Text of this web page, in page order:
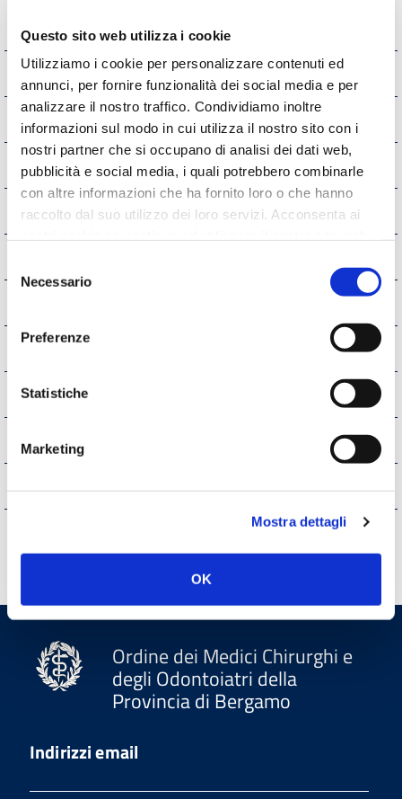
Questo sito web utilizza i cookie
Utilizziamo i cookie per personalizzare contenuti ed
annunci, per fornire funzionalità dei social media e per
analizzare il nostro traffico. Condividiamo inoltre
informazioni sul modo in cui utilizza il nostro sito con i
nostri partner che si occupano di analisi dei dati web,
pubblicità e social media, i quali potrebbero combinarle
con altre informazioni che ha fornito loro o che hanno
raccolto dal suo utilizzo dei loro servizi. Acconsenta ai
delNecessario
Preferenze
Statistiche
Marketing
Mostra dettagli
OK
Economici
Bilanci
Beni Immobili e Gestione Patrimonio
Controlli e rilievi sull'amministrazione
Servizi erogati
Pianificazione e governo del territorio
Informazioni ambientali
Strutture sanitarie private accreditate
Interventi straordinari e di emergenza
Ordine dei Medici Chirurghi e
degli Odontoiatri della
Provincia di Bergamo
Indirizzi email